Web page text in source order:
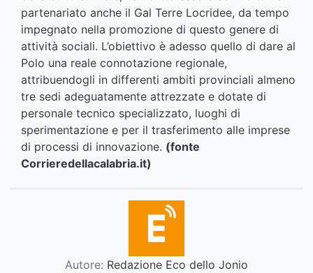
partenariato anche il Gal Terre Locridee, da tempo
impegnato nella promozione di questo genere di
attività sociali. L’obiettivo è adesso quello di dare al
Polo una reale connotazione regionale,
attribuendogli in differenti ambiti provinciali almeno
tre sedi adeguatamente attrezzate e dotate di
personale tecnico specializzato, luoghi di
sperimentazione e per il trasferimento alle imprese
di processi di innovazione. (fonte
Corrieredellacalabria.it)
Autore: Redazione Eco dello Jonio